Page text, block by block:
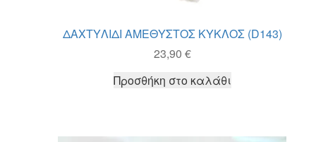
ΔΑΧΤΥΛΙΔΙ ΑΜΕΘΥΣΤΟΣ ΚΥΚΛΟΣ (D143)
23,90 €
Προσθήκη στο καλάθι